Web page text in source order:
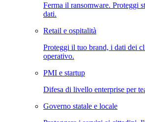
Ferma il ransomware. Proteggi
dati.
Retail e ospitalità
Proteggi il tuo brand, i dati dei
operativo.
PMI e startup
Difesa di livello enterprise per
Governo statale e locale